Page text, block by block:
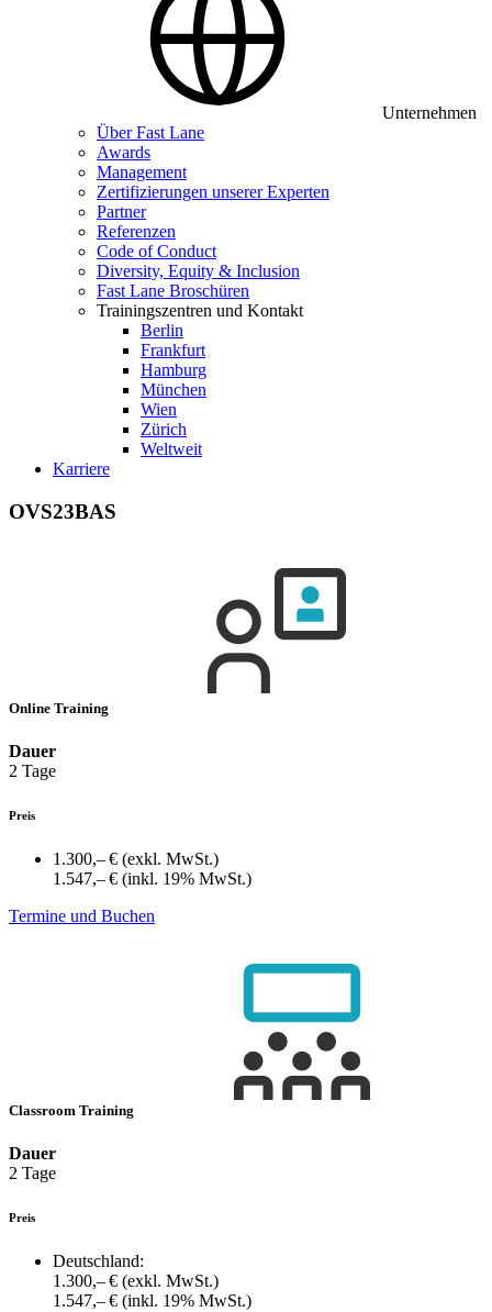
Unternehmen
Über Fast Lane
Awards
Management
Zertifizierungen unserer Experten
Partner
Referenzen
Code of Conduct
Diversity, Equity & Inclusion
Fast Lane Broschüren
Trainingszentren und Kontakt
Berlin
Frankfurt
Hamburg
München
Wien
Zürich
Weltweit
Karriere
OVS23BAS
Online Training
Dauer
2 Tage
Preis
1.300,– € (exkl. MwSt.)
1.547,– € (inkl. 19% MwSt.)
Termine und Buchen
Classroom Training
Dauer
2 Tage
Preis
Deutschland:
1.300,– € (exkl. MwSt.)
1.547,– € (inkl. 19% MwSt.)